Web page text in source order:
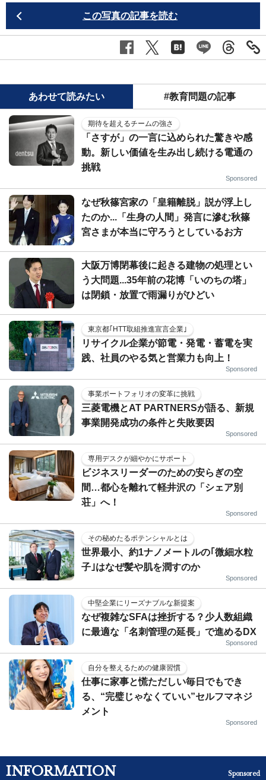
この写真の記事を読む
あわせて読みたい #教育問題の記事
期待を超えるチームの強さ
「さすが」の一言に込められた驚きや感
動。新しい価値を生み出し続ける電通の
挑戦
Sponsored
なぜ秋篠宮家の「皇籍離脱」説が浮上し
たのか...「生身の人間」発言に滲む秋篠
宮さまが本当に守ろうとしているお方
大阪万博閉幕後に起きる建物の処理とい
う大問題...35年前の花博「いのちの塔」
は閉鎖・放置で雨漏りがひどい
東京都｢HTT取組推進宣言企業｣
リサイクル企業が節電・発電・蓄電を実
践、社員のやる気と営業力も向上！
Sponsored
事業ポートフォリオの変革に挑戦
三菱電機とAT PARTNERSが語る、新規
事業開発成功の条件と失敗要因
Sponsored
専用デスクが細やかにサポート
ビジネスリーダーのための安らぎの空
間…都心を離れて軽井沢の「シェア別
荘」へ！
Sponsored
その秘めたるポテンシャルとは
世界最小、約1ナノメートルの｢微細水粒
子｣はなぜ髪や肌を潤すのか
Sponsored
中堅企業にリーズナブルな新提案
なぜ複雑なSFAは挫折する？少人数組織
に最適な「名刺管理の延長」で進めるDX
Sponsored
自分を整えるための健康習慣
仕事に家事と慌ただしい毎日でもでき
る、“完璧じゃなくていい”セルフマネジ
メント
Sponsored
INFORMATION Sponsored